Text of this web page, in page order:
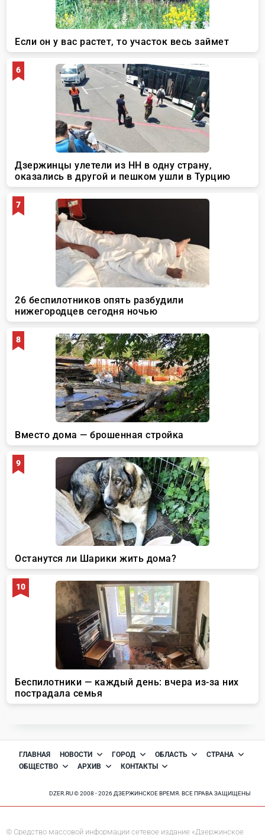
ГЛАВНАЯ НОВОСТИ ГОРОД ОБЛАСТЬ
СТРАНА
ОБЩЕСТВО
АРХИВ КОНТАКТЫ
DZER.RU © 2008 - 2026 ДЗЕРЖИНСКОЕ ВРЕМЯ. ВСЕ ПРАВА ЗАЩИЩЕНЫ
© Средство массовой информации сетевое издание «Дзержинское